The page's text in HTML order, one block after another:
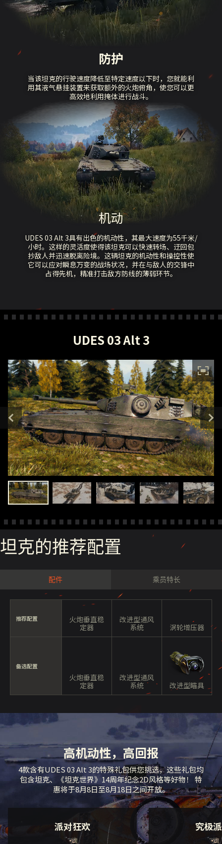
防护
当该坦克的行驶速度降低至特定速度以下时，您就能利
用其液气悬挂装置来获取额外的火炮俯角，使您可以更
高效地利用掩体进行战斗。
机动
UDES 03 Alt 3具有出色的机动性，其最大速度为55千米/
小时。这样的灵活度使得该坦克可以快速转场、迂回包
抄敌人并迅速脱离险境。这辆坦克的机动性和操控性使
它可以应对瞬息万变的战场状况，并在与敌人的交锋中
占得先机，精准打击敌方防线的薄弱环节。
UDES 03 Alt 3
坦克的推荐配置
配件
推荐配置
火炮垂直稳
定器
改进型通风
系统
涡轮增压器
备选配置
火炮垂直稳
定器
改进型通风
系统
改进型瞄具
乘员特长
高机动性，高回报
4款含有UDES 03 Alt 3的特殊礼包供您挑选，这些礼包均
包含坦克、《坦克世界》14周年纪念2D风格等好物！ 特
惠将于8月8日至8月18日之间开放。
派对狂欢 究极